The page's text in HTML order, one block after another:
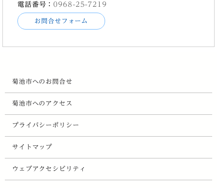
電話番号：0968-25-7219
お問合せフォーム
菊池市へのお問合せ
菊池市へのアクセス
プライバシーポリシー
サイトマップ
ウェブアクセシビリティ